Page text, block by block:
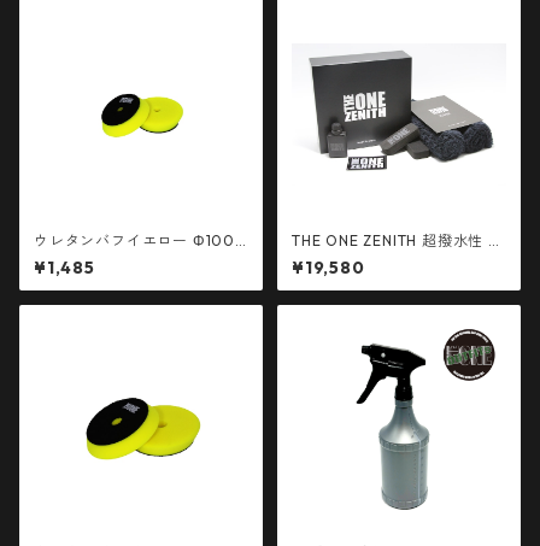
ウレタンバフイエロー Φ100
ベルクロ径80mm 1枚
¥1,485
THE ONE ZENITH 超撥水性 ガ
ラスコーティング剤 硬化型
¥19,580